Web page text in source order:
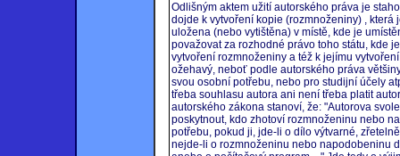
Odlišným aktem užití autorského práva je
dojde k vytvoření kopie (rozmnoženiny) ,
uložena (nebo vytištěna) v místě, kde je
považovat za rozhodné právo toho státu, kde
vytvoření rozmnoženiny a též k jejímu
ožehavý, neboť podle autorského práva
svou osobní potřebu, nebo pro studijní účely
třeba souhlasu autora ani není třeba platit
autorského zákona stanoví, že: "Autorova
poskytnout, kdo zhotoví rozmnoženinu nebo
potřebu, pokud ji, jde-li o dílo výtvarné,
nejde-li o rozmnoženinu nebo napodobeninu